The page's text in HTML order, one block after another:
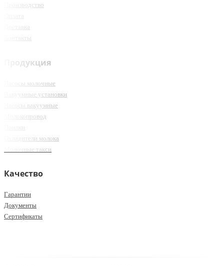
Производство
Доставка
Контакты
Продукция
Насосы молочные
Вакуумные установки
Насосы вакуумные
Молокопровод
Охладители молока
Молочные такси
Качество
Гарантии
Документы
Сертификаты